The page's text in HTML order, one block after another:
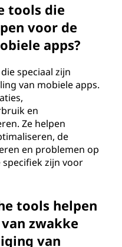
tools die
voor de
apps?
speciaal zijn
van mobiele apps.
en
Ze helpen
de
en problemen op
zijn voor
tools helpen
zwakke
van